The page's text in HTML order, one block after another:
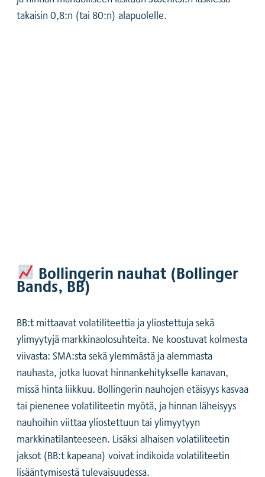
takaisin 0,8:n (tai 80:n) alapuolelle.
Bollingerin nauhat (Bollinger
Bands, BB)
BB:t mittaavat volatiliteettia ja yliostettuja sekä
ylimyytyjä markkinaolosuhteita. Ne koostuvat kolmesta
viivasta: SMA:sta sekä ylemmästä ja alemmasta
nauhasta, jotka luovat hinnankehitykselle kanavan,
missä hinta liikkuu. Bollingerin nauhojen etäisyys kasvaa
tai pienenee volatiliteetin myötä, ja hinnan läheisyys
nauhoihin viittaa yliostettuun tai ylimyytyyn
markkinatilanteeseen. Lisäksi alhaisen volatiliteetin
jaksot (BB:t kapeana) voivat indikoida volatiliteetin
lisääntymisestä tulevaisuudessa.